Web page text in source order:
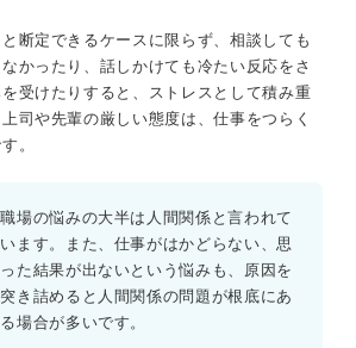
断定できるケースに限らず、相談しても
かったり、話しかけても冷たい反応をさ
受けたりすると、ストレスとして積み重
司や先輩の厳しい態度は、仕事をつらく
。
職場の悩みの大半は人間関係と言われて
います。また、仕事がはかどらない、思
った結果が出ないという悩みも、原因を
突き詰めると人間関係の問題が根底にあ
る場合が多いです。